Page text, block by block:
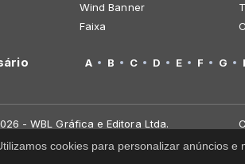
Wind Banner
Faixa
A B C D E F G
- WBL Gráfica e Editora Ltda.
cookies para personalizar anúncios